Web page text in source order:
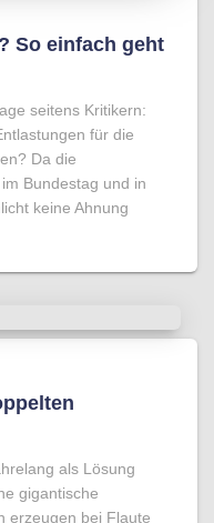
So einfach geht
seitens Kritikern:
für die
Da die
Bundestag und in
keine Ahnung
als Lösung
gigantische
erzeugen bei Flaute